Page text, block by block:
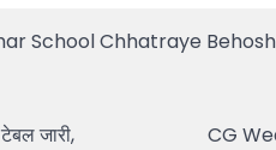
School Chhatraye Behosh
जारी,
CG